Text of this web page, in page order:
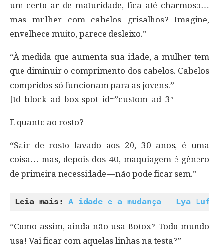
um certo ar de maturidade, fica até charmoso…
mas mulher com cabelos grisalhos? Imagine,
envelhece muito, parece desleixo.”
“À medida que aumenta sua idade, a mulher tem
que diminuir o comprimento dos cabelos. Cabelos
compridos só funcionam para as jovens.”
[td_block_ad_box spot_id=”custom_ad_3″
E quanto ao rosto?
“Sair de rosto lavado aos 20, 30 anos, é uma
coisa… mas, depois dos 40, maquiagem é gênero
de primeira necessidade — não pode ficar sem.”
Leia mais: A idade e a mudança – Lya Luft
“Como assim, ainda não usa Botox? Todo mundo
usa! Vai ficar com aquelas linhas na testa?”